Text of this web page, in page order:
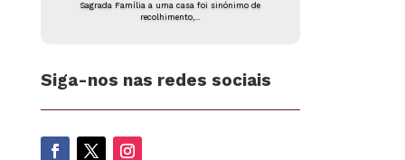
Sagrada Família a uma casa foi sinónimo de
recolhimento,...
Siga-nos nas redes sociais